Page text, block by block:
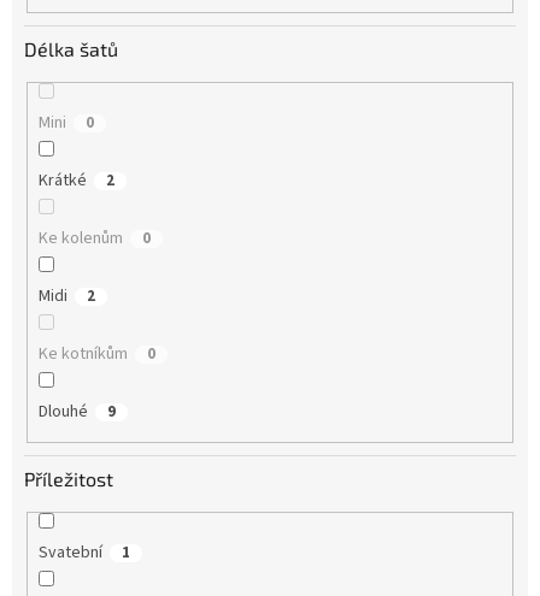
Délka šatů
Mini 0
Krátké 2
Ke kolenům 0
Midi 2
Ke kotníkům 0
Dlouhé 9
Příležitost
Svatební 1